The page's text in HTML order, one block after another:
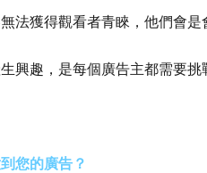
法獲得觀看者青睞，他們會是
興趣，是每個廣告主都需要挑
您的廣告？